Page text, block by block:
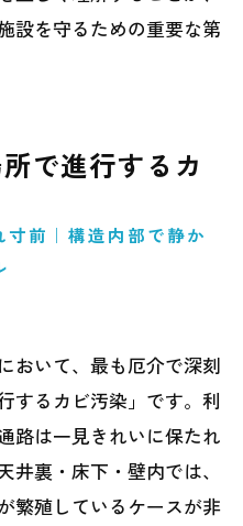
設を守るための重要な第
で進行するカ
前｜構造内部で静か
おいて、最も厄介で深刻
するカビ汚染」です。利
路は一見きれいに保たれ
井裏・床下・壁内では、
繁殖しているケースが非